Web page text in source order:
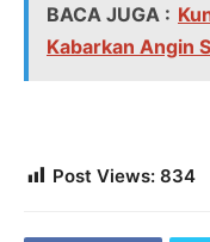
BACA JUGA :
Kabarkan Angin
Post Views: 834